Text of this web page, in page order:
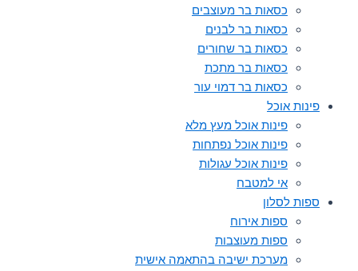
כסאות בר מעוצבים
כסאות בר לבנים
כסאות בר שחורים
כסאות בר מתכת
כסאות בר דמוי עור
פינות אוכל
פינות אוכל מעץ מלא
פינות אוכל נפתחות
פינות אוכל עגולות
אי למטבח
ספות לסלון
ספות אירוח
ספות מעוצבות
מערכת ישיבה בהתאמה אישית